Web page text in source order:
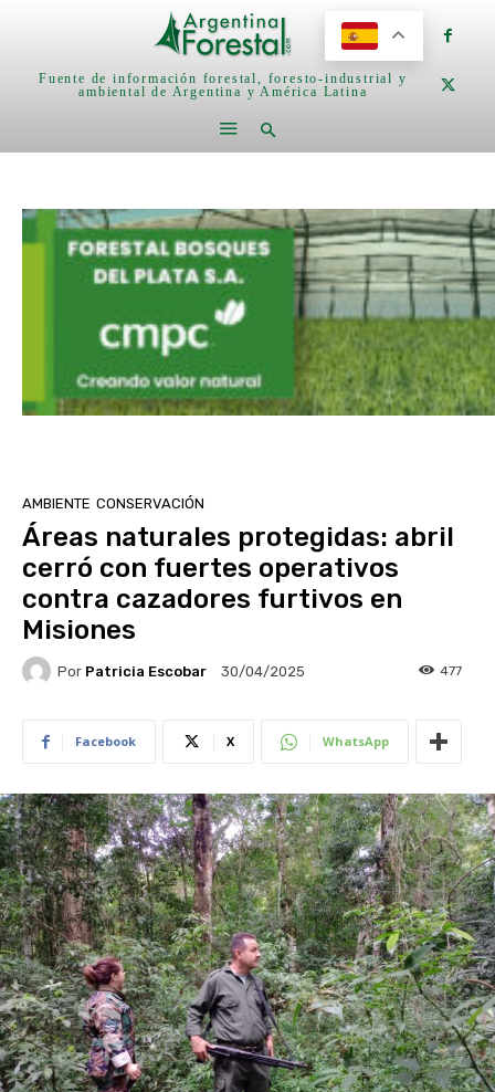
Fuente de información forestal, foresto-industrial y
ambiental de Argentina y América Latina
AMBIENTE CONSERVACIÓN
Áreas naturales protegidas: abril
cerró con fuertes operativos
contra cazadores furtivos en
Misiones
Por Patricia Escobar 30/04/2025 477
Facebook X WhatsApp